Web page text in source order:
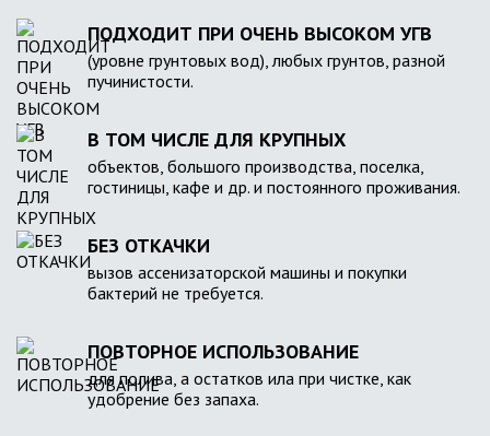
ПОДХОДИТ ПРИ ОЧЕНЬ ВЫСОКОМ УГВ
(уровне грунтовых вод), любых грунтов, разной
пучинистости.
В ТОМ ЧИСЛЕ ДЛЯ КРУПНЫХ
объектов, большого производства, поселка,
гостиницы, кафе и др. и постоянного проживания.
БЕЗ ОТКАЧКИ
вызов ассенизаторской машины и покупки
бактерий не требуется.
ПОВТОРНОЕ ИСПОЛЬЗОВАНИЕ
для полива, а остатков ила при чистке, как
удобрение без запаха.